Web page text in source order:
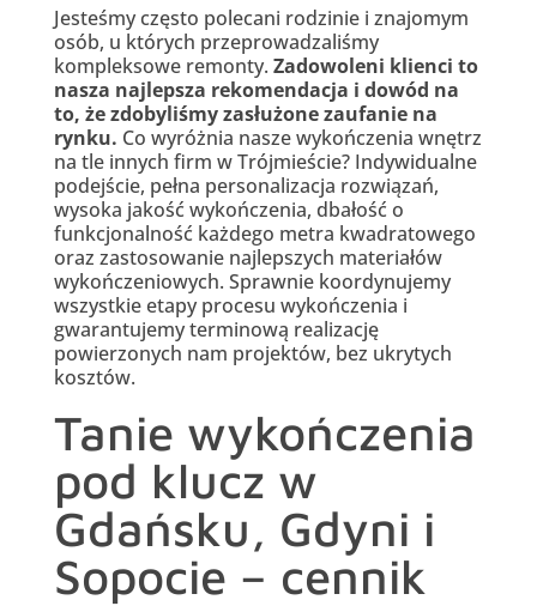
Jesteśmy często polecani rodzinie i znajomym
osób, u których przeprowadzaliśmy
kompleksowe remonty. Zadowoleni klienci to
nasza najlepsza rekomendacja i dowód na
to, że zdobyliśmy zasłużone zaufanie na
rynku. Co wyróżnia nasze wykończenia wnętrz
na tle innych firm w Trójmieście? Indywidualne
podejście, pełna personalizacja rozwiązań,
wysoka jakość wykończenia, dbałość o
funkcjonalność każdego metra kwadratowego
oraz zastosowanie najlepszych materiałów
wykończeniowych. Sprawnie koordynujemy
wszystkie etapy procesu wykończenia i
gwarantujemy terminową realizację
powierzonych nam projektów, bez ukrytych
kosztów.
Tanie wykończenia
pod klucz w
Gdańsku, Gdyni i
Sopocie – cennik